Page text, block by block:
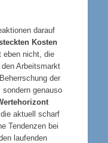
darauf
Kosten
eben nicht, die
Arbeitsmarkt
der
genauso
aktuell scharf
Tendenzen bei
laufenden